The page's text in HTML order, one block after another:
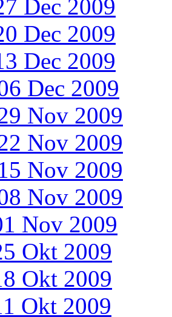
Dec 2009
Dec 2009
Dec 2009
Dec 2009
Nov 2009
Nov 2009
Nov 2009
Nov 2009
Nov 2009
Okt 2009
Okt 2009
Okt 2009